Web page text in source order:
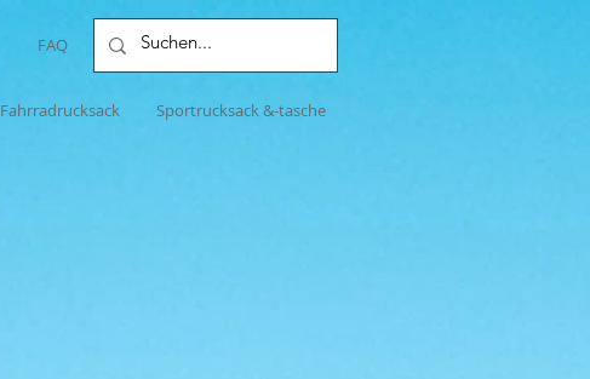
FAQ
Fahrradrucksack Sportrucksack &-tasche